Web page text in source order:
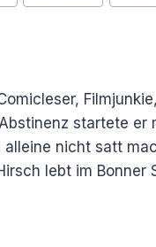
startete
alleine nicht satt
lebt im Bonner